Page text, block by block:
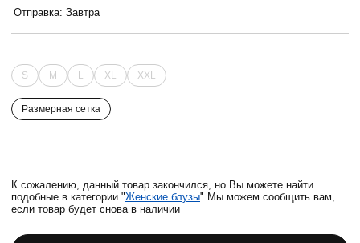
Отправка: Завтра
S M L XL XXL
Размерная сетка
К сожалению, данный товар закончился, но Вы можете найти
подобные в категории "Женские блузы" Мы можем сообщить вам,
если товар будет снова в наличии